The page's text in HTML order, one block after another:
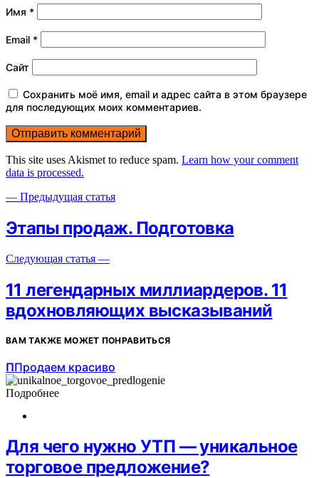
Имя *
Email *
Сайт
Сохранить моё имя, email и адрес сайта в этом браузере
для последующих моих комментариев.
This site uses Akismet to reduce spam. Learn how your comment
data is processed.
— Предыдущая статья
Этапы продаж. Подготовка
Следующая статья —
11 легендарных миллиардеров. 11
вдохновляющих высказываний
ВАМ ТАКЖЕ МОЖЕТ ПОНРАВИТЬСЯ
ППродаем красиво
Подробнее
Для чего нужно УТП — уникальное
торговое предложение?